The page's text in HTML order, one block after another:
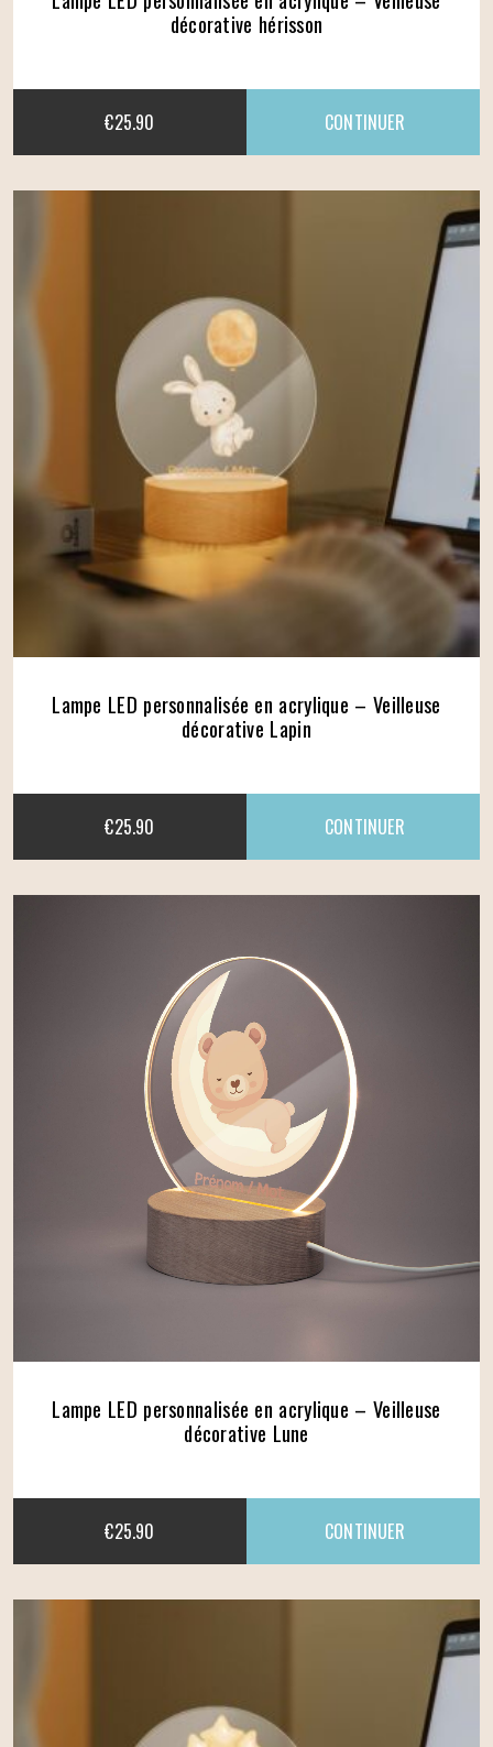
décorative hérisson
€25.90
Lampe LED personnalisée en acrylique – Veilleuse
décorative Lapin
€25.90
Lampe LED personnalisée en acrylique – Veilleuse
décorative Lune
€25.90